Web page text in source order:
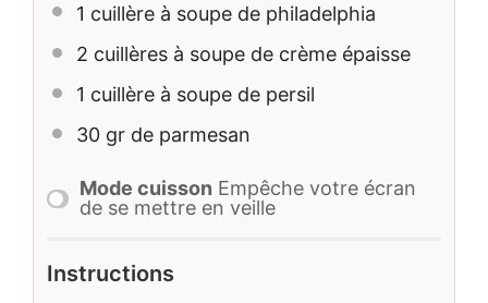
1 cuillère à soupe de philadelphia
2 cuillères à soupe de crème épaisse
1 cuillère à soupe de persil
30 gr de parmesan
Mode cuisson Empêche votre écran
de se mettre en veille
Instructions